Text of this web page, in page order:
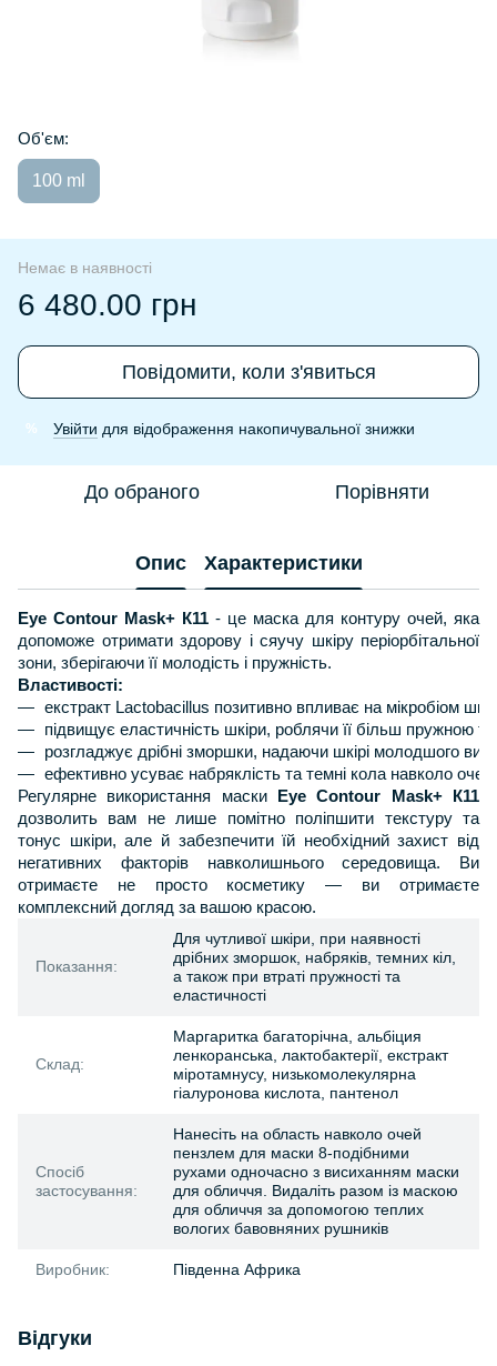
Об'єм:
100 ml
Немає в наявності
6 480.00 грн
Повідомити, коли з'явиться
% Увійти для відображення накопичувальної знижки
До обраного Порівняти
Опис Характеристики
Eye Contour Mask+ К11 - це маска для контуру очей, яка
допоможе отримати здорову і сяучу шкіру періорбітальної
зони, зберігаючи її молодість і пружність.
Властивості:
екстракт Lactobacillus позитивно впливає на мікробіом
підвищує еластичність шкіри, роблячи її більш пружною
розгладжує дрібні зморшки, надаючи шкірі молодшого
ефективно усуває набряклість та темні кола навколо
Регулярне використання маски
Eye Contour Mask+ К11
дозволить вам не лише помітно поліпшити текстуру та
тонус шкіри, але й забезпечити їй необхідний захист від
негативних факторів навколишнього середовища. Ви
отримаєте не просто косметику — ви отримаєте
комплексний догляд за вашою красою.
Показання:
Для чутливої шкіри, при наявності
дрібних зморшок, набряків, темних кіл,
а також при втраті пружності та
еластичності
Склад:
Маргаритка багаторічна, альбіция
ленкоранська, лактобактерії, екстракт
міротамнусу, низькомолекулярна
гіалуронова кислота, пантенол
Спосіб
застосування:
Нанесіть на область навколо очей
пензлем для маски 8-подібними
рухами одночасно з висиханням маски
для обличчя. Видаліть разом із маскою
для обличчя за допомогою теплих
вологих бавовняних рушників
Виробник: Південна Африка
Відгуки